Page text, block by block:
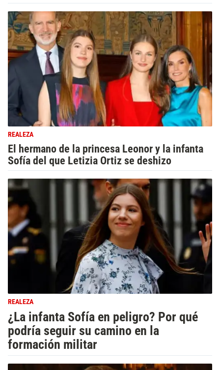
REALEZA
El hermano de la princesa Leonor y la infanta
Sofía del que Letizia Ortiz se deshizo
REALEZA
¿La infanta Sofía en peligro? Por qué
podría seguir su camino en la
formación militar